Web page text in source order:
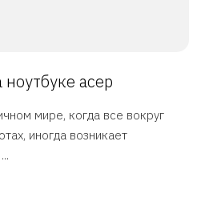
асер
мире, когда все вокруг
иногда возникает